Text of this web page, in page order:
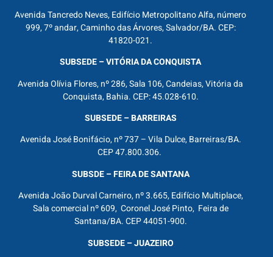
Avenida Tancredo Neves, Edifício Metropolitano Alfa, número
999, 7º andar, Caminho das Árvores, Salvador/BA. CEP:
41820-021.
SUBSEDE – VITÓRIA DA CONQUISTA
Avenida Olívia Flores, nº 286, Sala 106, Candeias, Vitória da
Conquista, Bahia. CEP: 45.028-610.
SUBSEDE – BARREIRAS
Avenida José Bonifácio, nº 737 – Vila Dulce, Barreiras/BA.
CEP 47.800.306.
SUBSDE – FEIRA DE SANTANA
Avenida João Durval Carneiro, nº 3.665, Edifício Multiplace,
Sala comercial nº 609, Coronel José Pinto, Feira de
Santana/BA. CEP 44051-900.
SUBSEDE – JUAZEIRO